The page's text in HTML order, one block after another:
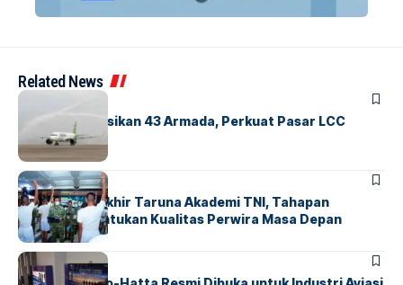
Related News
BANDARA
Citilink Operasikan 43 Armada, Perkuat Pasar LCC
Nasional
BERITA
Sidang Pantukhir Taruna Akademi TNI, Tahapan
Strategis Tentukan Kualitas Perwira Masa Depan
BANDARA BERITA